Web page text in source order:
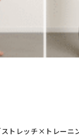
トレッチ×トレーニ